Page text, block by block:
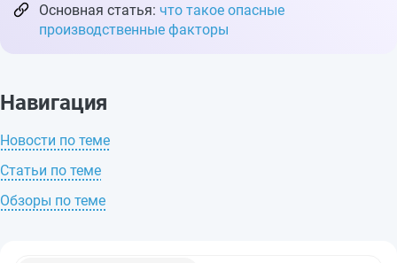
Основная статья: что такое опасные
производственные факторы
Навигация
Новости по теме
Статьи по теме
Обзоры по теме